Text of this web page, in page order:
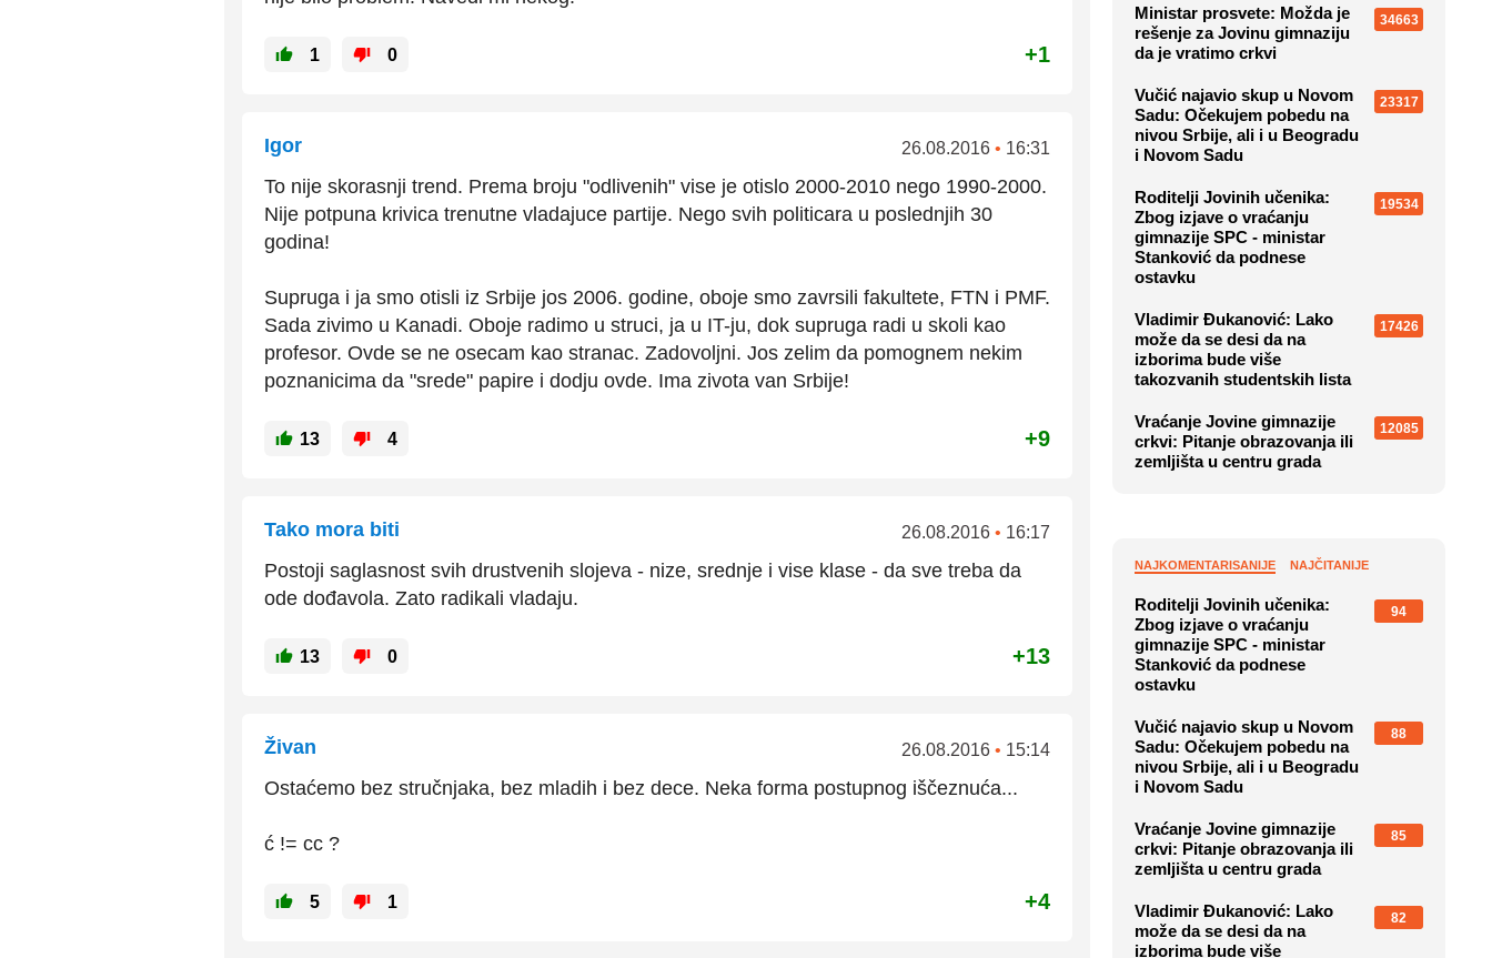
1 0 +1
Igor 26.08.2016 • 16:31
To nije skorasnji trend. Prema broju "odlivenih" vise je otislo 2000-2010 nego 1990-2000.
Nije potpuna krivica trenutne vladajuce partije. Nego svih politicara u poslednjih 30
godina!
Supruga i ja smo otisli iz Srbije jos 2006. godine, oboje smo zavrsili fakultete, FTN i PMF.
Sada zivimo u Kanadi. Oboje radimo u struci, ja u IT-ju, dok supruga radi u skoli kao
profesor. Ovde se ne osecam kao stranac. Zadovoljni. Jos zelim da pomognem nekim
poznanicima da "srede" papire i dodju ovde. Ima zivota van Srbije!
13 4 +9
Tako mora biti 26.08.2016 • 16:17
Postoji saglasnost svih drustvenih slojeva - nize, srednje i vise klase - da sve treba da
ode dođavola. Zato radikali vladaju.
13 0 +13
Živan 26.08.2016 • 15:14
Ostaćemo bez stručnjaka, bez mladih i bez dece. Neka forma postupnog iščeznuća...
ć != cc ?
5 1 +4
Ministar prosvete: Možda je
rešenje za Jovinu gimnaziju
da je vratimo crkvi
34663
Vučić najavio skup u Novom
Sadu: Očekujem pobedu na
nivou Srbije, ali i u Beogradu
i Novom Sadu
23317
Roditelji Jovinih učenika:
Zbog izjave o vraćanju
gimnazije SPC - ministar
Stanković da podnese
ostavku
19534
Vladimir Đukanović: Lako
može da se desi da na
izborima bude više
takozvanih studentskih lista
17426
Vraćanje Jovine gimnazije
crkvi: Pitanje obrazovanja ili
zemljišta u centru grada
12085
NAJKOMENTARISANIJE NAJČITANIJE
Roditelji Jovinih učenika:
Zbog izjave o vraćanju
gimnazije SPC - ministar
Stanković da podnese
ostavku
94
Vučić najavio skup u Novom
Sadu: Očekujem pobedu na
nivou Srbije, ali i u Beogradu
i Novom Sadu
88
Vraćanje Jovine gimnazije
crkvi: Pitanje obrazovanja ili
zemljišta u centru grada
85
Vladimir Đukanović: Lako
može da se desi da na
izborima bude više
82